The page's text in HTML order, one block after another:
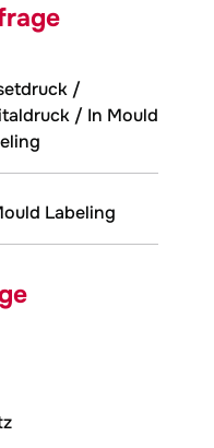
/
/ In Mould
Labeling